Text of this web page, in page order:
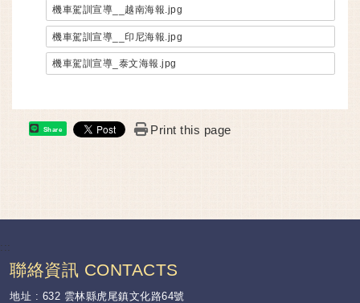
機車駕訓宣導__越南海報.jpg
機車駕訓宣導__印尼海報.jpg
機車駕訓宣導_泰文海報.jpg
Share Print this page
:::
聯絡資訊 CONTACTS
地址 : 632 雲林縣虎尾鎮文化路64號